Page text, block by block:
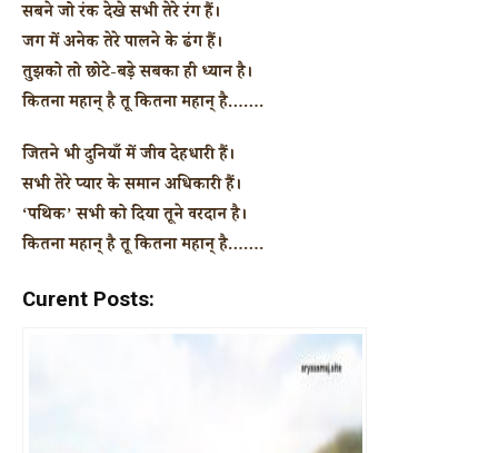
सबने जो रंक देखे सभी तेरे रंग हैं।
जग में अनेक तेरे पालने के ढंग हैं।
तुझको तो छोटे-बड़े सबका ही ध्यान है।
कितना महान् है तू कितना महान् है…….
जितने भी दुनियाँ में जीव देहधारी हैं।
सभी तेरे प्यार के समान अधिकारी हैं।
‘पथिक’ सभी को दिया तूने वरदान है।
कितना महान् है तू कितना महान् है…….
Curent Posts: